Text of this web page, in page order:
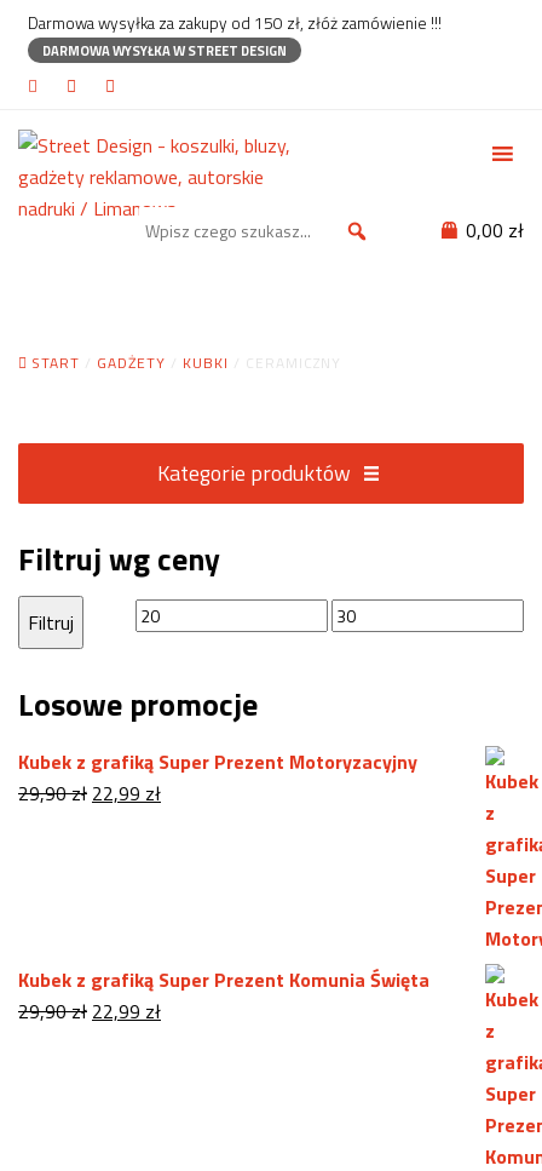
Darmowa wysyłka za zakupy od 150 zł, złóż zamówienie !!!
DARMOWA WYSYŁKA W STREET DESIGN
0,00 zł
START / GADŻETY / KUBKI / CERAMICZNY
Kategorie produktów
Filtruj wg ceny
Cena
Cena
Filtruj
Losowe promocje
Kubek z grafiką Super Prezent Motoryzacyjny
29,90zł Pierwotna
22,99 złAktualna
Kubek z grafiką Super Prezent Komunia Święta
29,90zł Pierwotna
22,99 złAktualna